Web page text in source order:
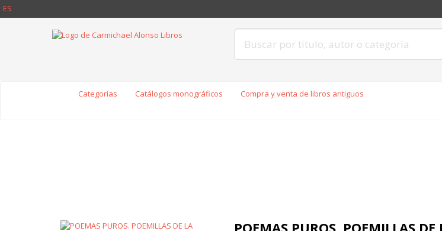
ES
Categorías Catálogos monográficos Compra y venta de libros antiguos
POEMAS PUROS. POEMILLAS